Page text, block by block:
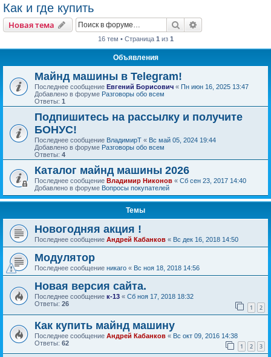
Как и где купить
Новая тема Поиск
16 тем • Страница 1 из 1
Объявления
Майнд машины в Telegram!
Последнее сообщение Евгений Борисович « Пн июн 16, 2025 13:47
Добавлено в форуме Разговоры обо всем
Ответы: 1
Подпишитесь на рассылку и получите
БОНУС!
Последнее сообщение ВладимирТ « Вс май 05, 2024 19:44
Добавлено в форуме Разговоры обо всем
Ответы: 4
Каталог майнд машины 2026
Последнее сообщение Владимир Никонов « Сб сен 23, 2017 14:40
Добавлено в форуме Вопросы покупателей
Темы
Новогодняя акция !
Последнее сообщение Андрей Кабанков « Вс дек 16, 2018 14:50
Модулятор
Последнее сообщение никаго « Вс ноя 18, 2018 14:56
Новая версия сайта.
Последнее сообщение к-13 « Сб ноя 17, 2018 18:32
Ответы: 26 1 2
Как купить майнд машину
Последнее сообщение Андрей Кабанков « Вс окт 09, 2016 14:38
Ответы: 62 1 2 3